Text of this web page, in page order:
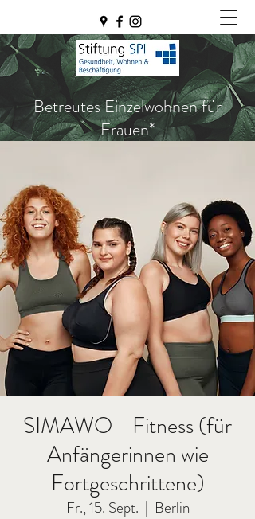
Betreutes Einzelwohnen für
Frauen*
SIMAWO - Fitness (für
Anfängerinnen wie
Fortgeschrittene)
Fr., 15. Sept.
  |
Berlin